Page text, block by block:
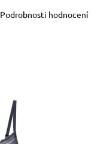
Podrobnosti hodnocení